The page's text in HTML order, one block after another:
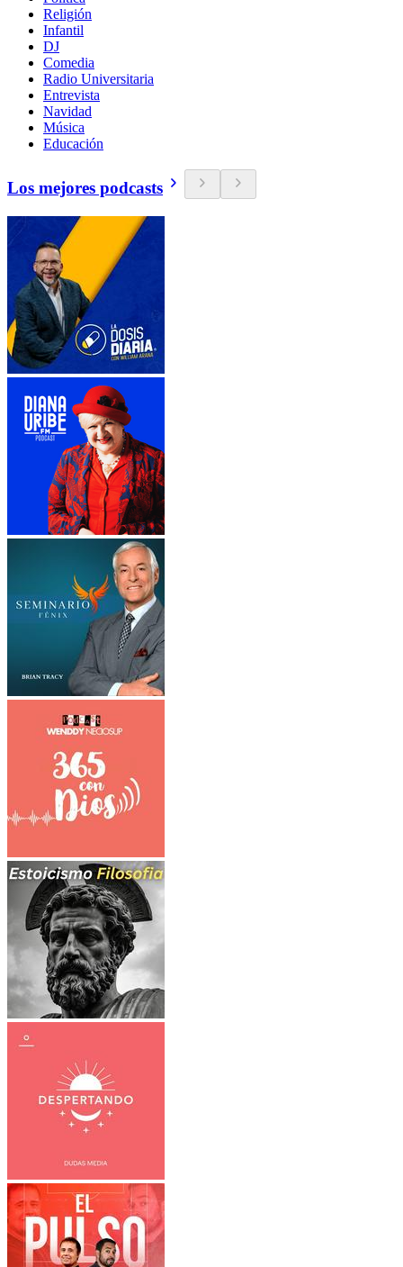
Religión
Infantil
DJ
Comedia
Radio Universitaria
Entrevista
Navidad
Música
Educación
Los mejores podcasts